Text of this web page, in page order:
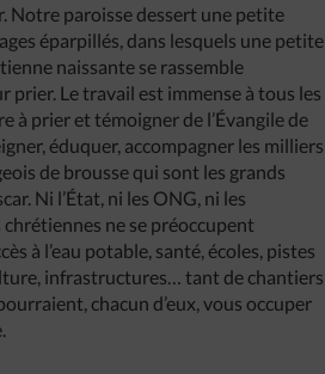
Notre paroisse dessert une petite
éparpillés, dans lesquels une petite
naissante se rassemble
prier. Le travail est immense à tous les
à prier et témoigner de l’Évangile de
éduquer, accompagner les milliers
de brousse qui sont les grands
Ni l’État, ni les ONG, ni les
ne se préoccupent
à l’eau potable, santé, écoles, pistes
infrastructures… tant de chantiers
chacun d’eux, vous occuper